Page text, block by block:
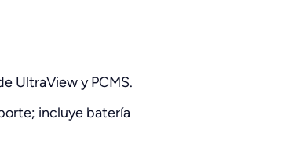
UltraView y PCMS.
incluye batería